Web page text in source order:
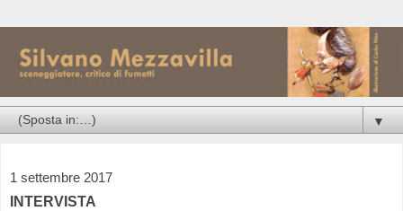
▼
1 settembre 2017
INTERVISTA